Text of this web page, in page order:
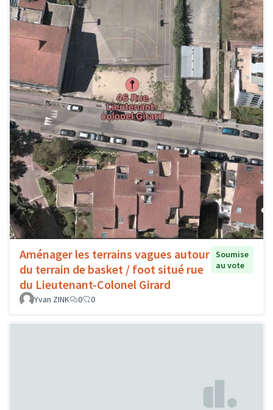
Aménager les terrains vagues autour
du terrain de basket / foot situé rue
du Lieutenant-Colonel Girard
Soumise
au vote
Yvan ZINK 0 0